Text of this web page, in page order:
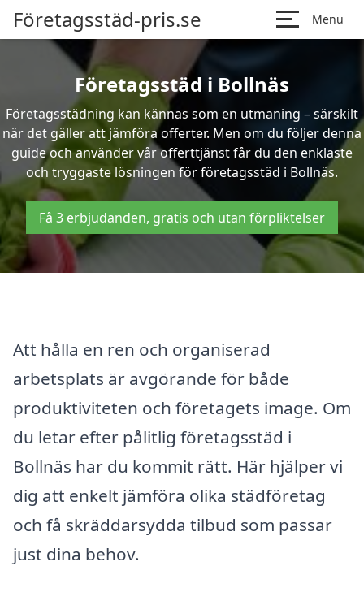
Företagsstäd-pris.se Menu
Företagsstäd i Bollnäs
Företagsstädning kan kännas som en utmaning – särskilt
när det gäller att jämföra offerter. Men om du följer denna
guide och använder vår offerttjänst får du den enklaste
och tryggaste lösningen för företagsstäd i Bollnäs.
Få 3 erbjudanden, gratis och utan förpliktelser
Att hålla en ren och organiserad
arbetsplats är avgörande för både
produktiviteten och företagets image. Om
du letar efter pålitlig företagsstäd i
Bollnäs har du kommit rätt. Här hjälper vi
dig att enkelt jämföra olika städföretag
och få skräddarsydda tilbud som passar
just dina behov.